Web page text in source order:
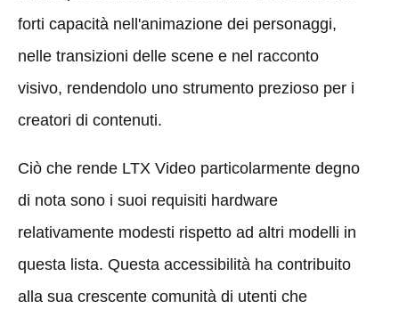
forti capacità nell'animazione dei personaggi,
nelle transizioni delle scene e nel racconto
visivo, rendendolo uno strumento prezioso per i
creatori di contenuti.
Ciò che rende LTX Video particolarmente degno
di nota sono i suoi requisiti hardware
relativamente modesti rispetto ad altri modelli in
questa lista. Questa accessibilità ha contribuito
alla sua crescente comunità di utenti che